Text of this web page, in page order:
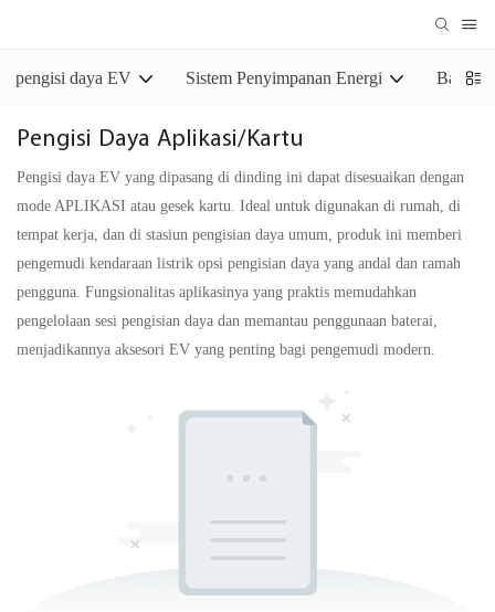
pengisi daya EV Sistem Penyimpanan Energi Baterai
Pengisi Daya Aplikasi/Kartu
Pengisi daya EV yang dipasang di dinding ini dapat disesuaikan dengan
mode APLIKASI atau gesek kartu. Ideal untuk digunakan di rumah, di
tempat kerja, dan di stasiun pengisian daya umum, produk ini memberi
pengemudi kendaraan listrik opsi pengisian daya yang andal dan ramah
pengguna. Fungsionalitas aplikasinya yang praktis memudahkan
pengelolaan sesi pengisian daya dan memantau penggunaan baterai,
menjadikannya aksesori EV yang penting bagi pengemudi modern.